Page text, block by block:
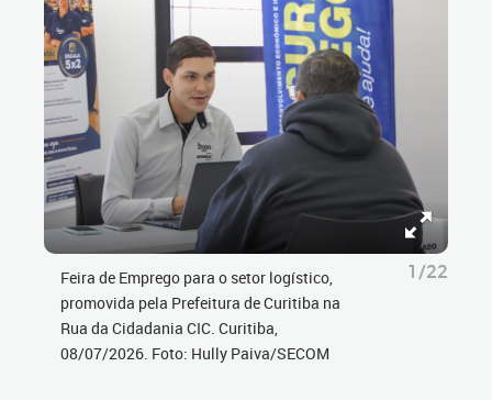
Feira de Emprego para o setor logístico,
promovida pela Prefeitura de Curitiba na
Rua da Cidadania CIC. Curitiba,
08/07/2026. Foto: Hully Paiva/SECOM
1/22